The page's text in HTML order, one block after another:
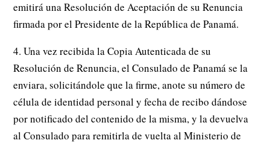
emitirá una Resolución de Aceptación de su Renuncia
firmada por el Presidente de la República de Panamá.
4. Una vez recibida la Copia Autenticada de su
Resolución de Renuncia, el Consulado de Panamá se la
enviara, solicitándole que la firme, anote su número de
célula de identidad personal y fecha de recibo dándose
por notificado del contenido de la misma, y la devuelva
al Consulado para remitirla de vuelta al Ministerio de